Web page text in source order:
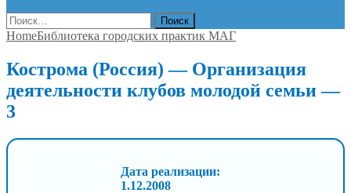
Найти:
HomeБиблиотека городских практик МАГ
Кострома (Россия) — Организация
деятельности клубов молодой семьи —
3
Дата реализации:
1.12.2008